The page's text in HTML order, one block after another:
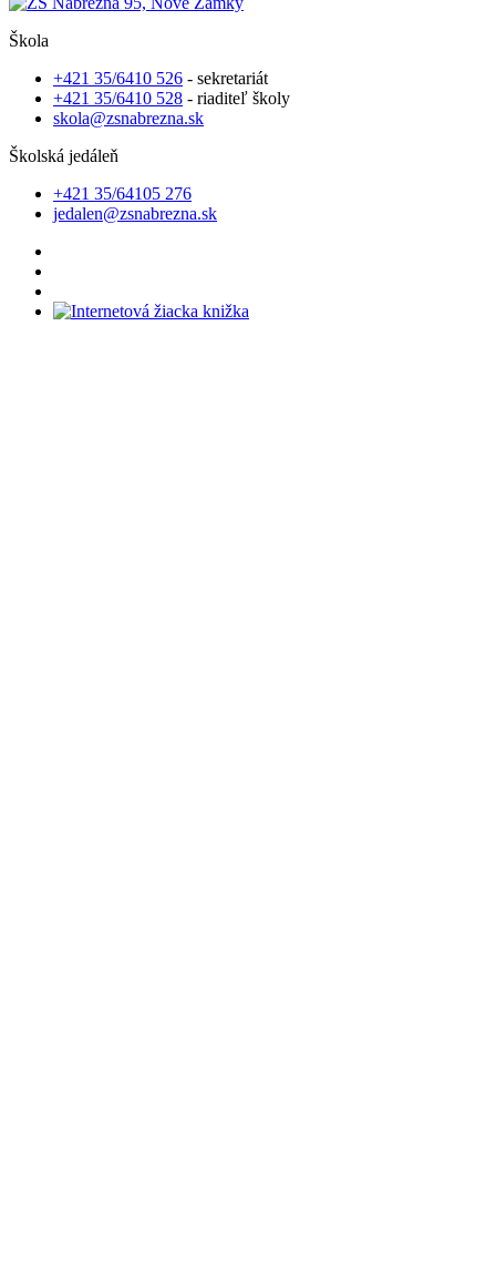
Škola
+421 35/6410 526 - sekretariát
+421 35/6410 528 - riaditeľ školy
skola@zsnabrezna.sk
Školská jedáleň
+421 35/64105 276
jedalen@zsnabrezna.sk